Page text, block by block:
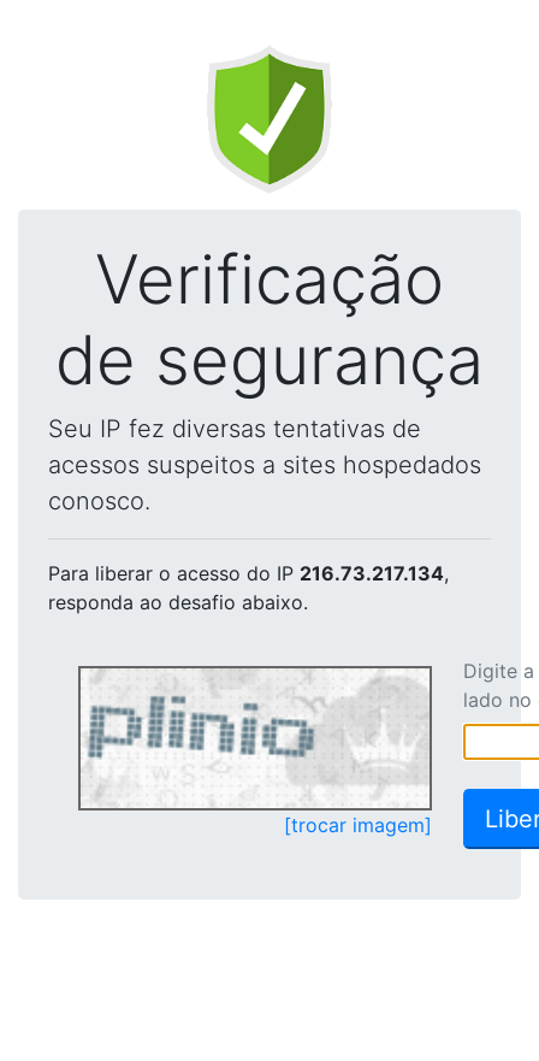
Verificação
de segurança
Seu IP fez diversas tentativas de
acessos suspeitos a sites hospedados
conosco.
Para liberar o acesso do IP 216.73.217.134,
responda ao desafio abaixo.
[trocar imagem]
Digite
lado no